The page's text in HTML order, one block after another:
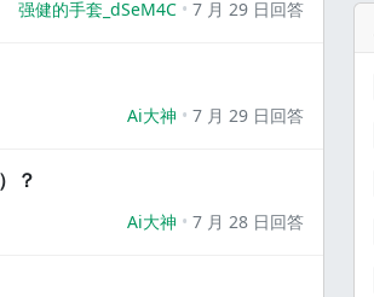
强健的手套_dSeM4C 7 月 29 日回答
Ai大神 7 月 29 日回答
？
Ai大神 7 月 28 日回答